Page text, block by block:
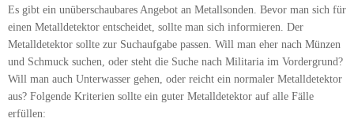
Es gibt ein unüberschaubares Angebot an Metallsonden. Bevor man sich für
einen Metalldetektor entscheidet, sollte man sich informieren. Der
Metalldetektor sollte zur Suchaufgabe passen. Will man eher nach Münzen
und Schmuck suchen, oder steht die Suche nach Militaria im Vordergrund?
Will man auch Unterwasser gehen, oder reicht ein normaler Metalldetektor
aus? Folgende Kriterien sollte ein guter Metalldetektor auf alle Fälle
erfüllen: